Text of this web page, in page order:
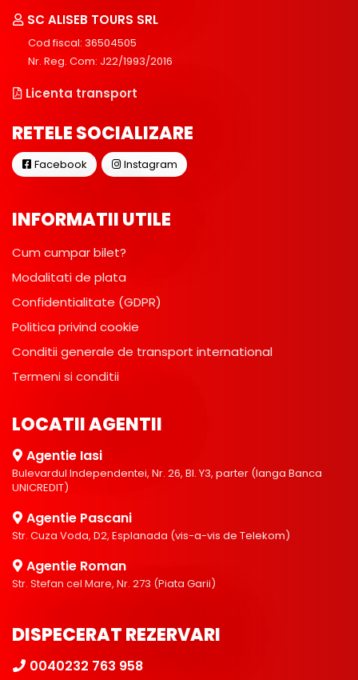
SC ALISEB TOURS SRL
Cod fiscal: 36504505
Nr. Reg. Com: J22/1993/2016
Licenta transport
RETELE SOCIALIZARE
Facebook Instagram
INFORMATII UTILE
Cum cumpar bilet?
Modalitati de plata
Confidentialitate (GDPR)
Politica privind cookie
Conditii generale de transport international
Termeni si conditii
LOCATII AGENTII
Agentie Iasi
Bulevardul Independentei, Nr. 26, Bl. Y3, parter (langa Banca
UNICREDIT)
Agentie Pascani
Str. Cuza Voda, D2, Esplanada (vis-a-vis de Telekom)
Agentie Roman
Str. Stefan cel Mare, Nr. 273 (Piata Garii)
DISPECERAT REZERVARI
0040232 763 958